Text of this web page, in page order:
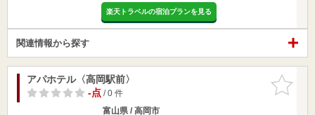
楽天トラベルの宿泊プランを見る
関連情報から探す
お気に入
りに追加
アパホテル〈高岡駅前〉
-点/ 0 件
富山県 / 高岡市